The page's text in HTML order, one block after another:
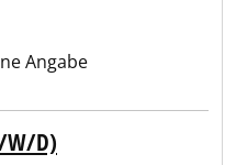
Angabe
W/D)